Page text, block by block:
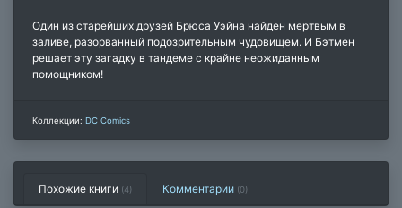
Один из старейших друзей Брюса Уэйна найден мертвым в
заливе, разорванный подозрительным чудовищем. И Бэтмен
решает эту загадку в тандеме с крайне неожиданным
помощником!
Коллекции: DC Comics
Похожие книги (4) Комментарии (0 )